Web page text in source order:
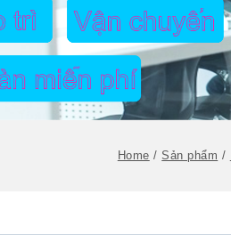
Home / Sản phẩm /